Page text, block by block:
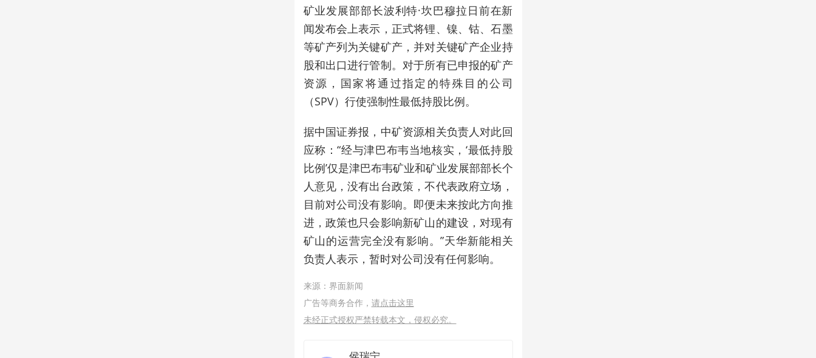
矿业发展部部长波利特·坎巴穆拉日前在新
闻发布会上表示，正式将锂、镍、钴、石墨
等矿产列为关键矿产，并对关键矿产企业持
股和出口进行管制。对于所有已申报的矿产
资源，国家将通过指定的特殊目的公司
（SPV）行使强制性最低持股比例。
据中国证券报，中矿资源相关负责人对此回
应称：“经与津巴布韦当地核实，‘最低持股
比例’仅是津巴布韦矿业和矿业发展部部长个
人意见，没有出台政策，不代表政府立场，
目前对公司没有影响。即便未来按此方向推
进，政策也只会影响新矿山的建设，对现有
矿山的运营完全没有影响。”天华新能相关
负责人表示，暂时对公司没有任何影响。
来源：界面新闻
广告等商务合作， 请点击这里
未经正式授权严禁转载本文，侵权必究。